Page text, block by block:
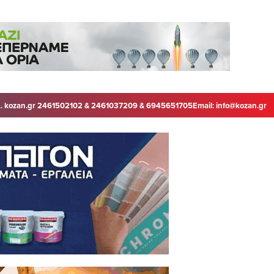
kozan.gr 2461502102 & 2461037209 & 6945651705Email:info@kozan.gr